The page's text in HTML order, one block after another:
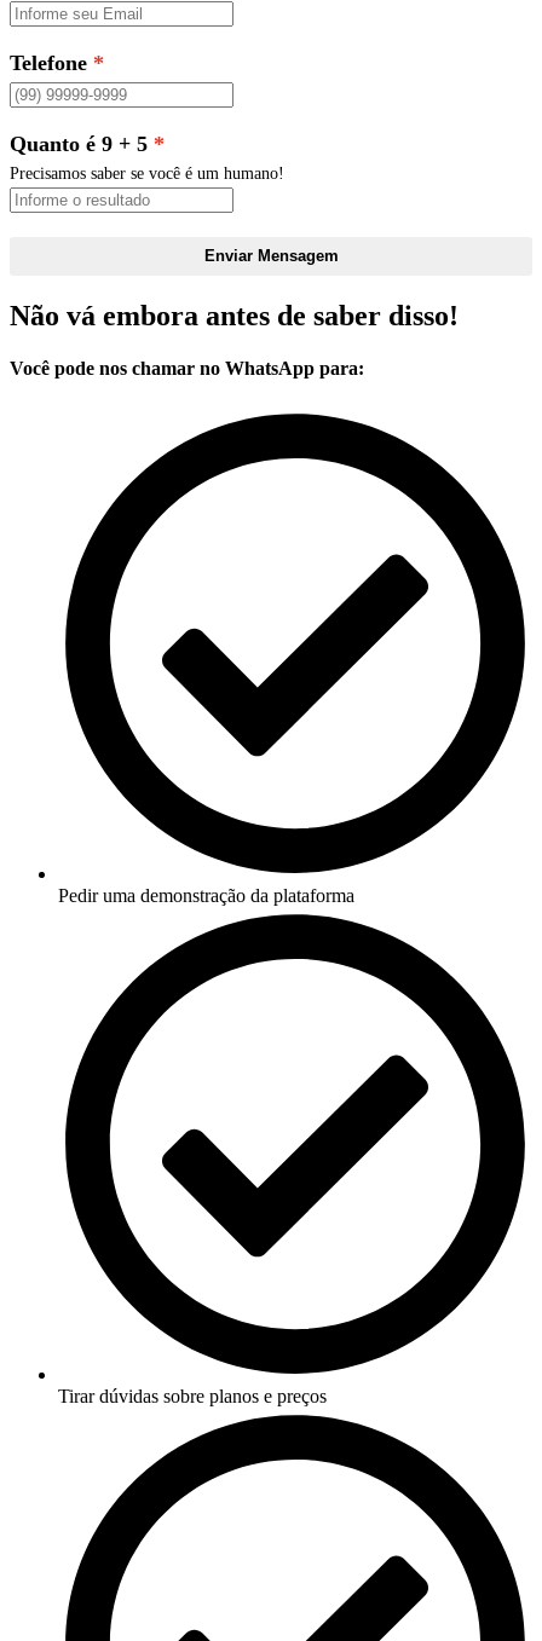
Telefone
Quanto é 9 + 5
Precisamos saber se você é um humano!
Enviar Mensagem
Não vá embora antes de saber disso!
Você pode nos chamar no WhatsApp para:
Pedir uma demonstração da plataforma
Tirar dúvidas sobre planos e preços